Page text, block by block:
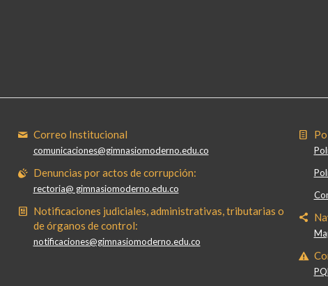
Correo Institucional
comunicaciones@gimnasiomoderno.edu.co
Denuncias por actos de corrupción:
rectoria@ gimnasiomoderno.edu.co
Notificaciones judiciales, administrativas, tributarias o
de órganos de control:
notificaciones@gimnasiomoderno.edu.co